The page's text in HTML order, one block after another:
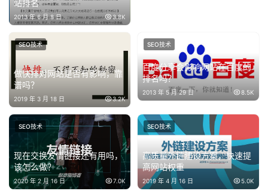
站排名
2013 年 6 月 8 日 3.8K
做快排对网站是否有影响，靠
谱吗？
2019 年 3 月 18 日 3.2K
SEO技术
百度分享会影响网站在百度的
排名吗？
2013 年 5 月 29 日 8.5K
SEO技术
现在交换友情链接还有用吗，
该怎么做？
2020 年 2 月 16 日 7.0K
SEO技术
高质量外链建设方案，快速提
高网站权重
2019 年 4 月 16 日 5.0K
SEO技术